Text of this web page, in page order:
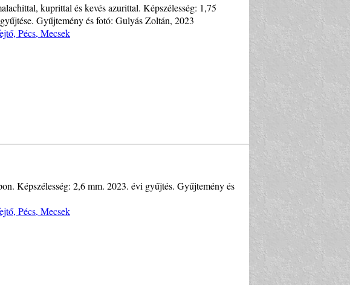
kuprittal és kevés azurittal. Képszélesség: 1,75
Gyűjtemény és fotó: Gulyás Zoltán, 2023
Pécs, Mecsek
Képszélesség: 2,6 mm. 2023. évi gyűjtés. Gyűjtemény és
Pécs, Mecsek